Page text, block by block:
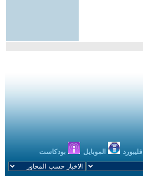
فليبورد الموبايل بودكاست